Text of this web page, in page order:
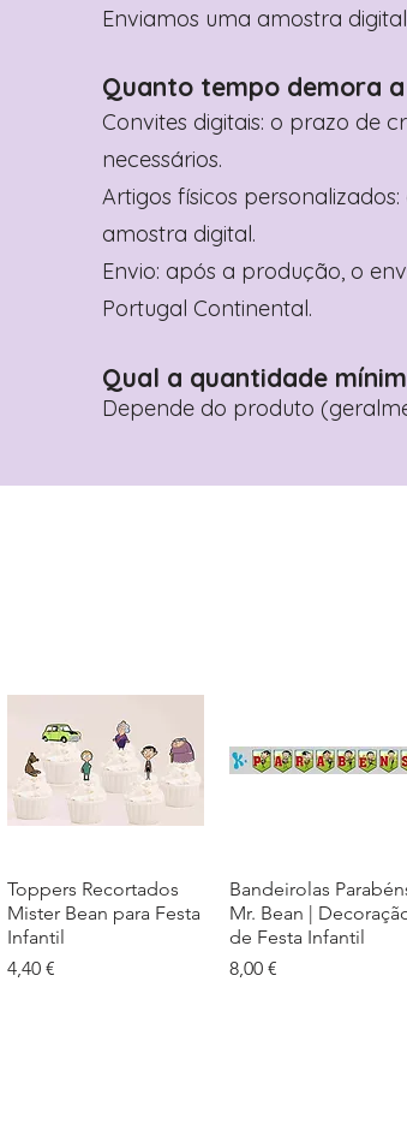
Enviamos uma amostra
Quanto tempo demora
Convites digitais: o prazo de
necessários.
Artigos físicos
amostra digital.
Envio: após a produção, o
Portugal Continental.
Qual a quantidade
Depende do produto
Visualização rápida
Toppers Recortados
Mister Bean para Festa
Infantil
Preço
4,40 €
Visualização rápida
Bandeirolas
Mr. Bean |
de Festa Infantil
Preço
8,00 €